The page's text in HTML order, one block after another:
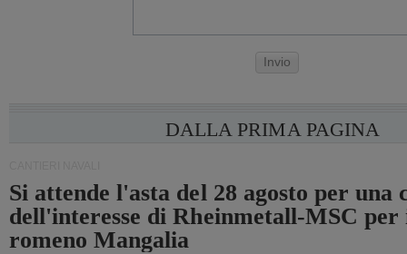
Invio
DALLA PRIMA PAGINA
Si attende l'asta del 28 agosto per una
dell'interesse di Rheinmetall-MSC
romeno Mangalia